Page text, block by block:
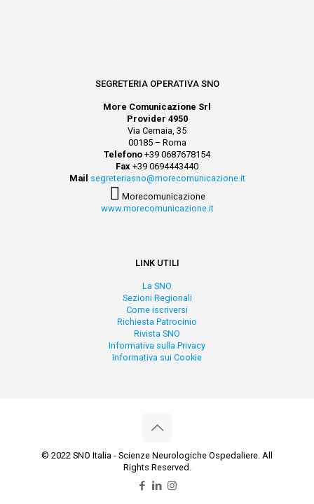
SEGRETERIA OPERATIVA SNO
More Comunicazione Srl
Provider 4950
Via Cernaia, 35
00185 – Roma
Telefono +39 0687678154
Fax +39 0694443440
Mail segreteriasno@morecomunicazione.it
Morecomunicazione
www.morecomunicazione.it
LINK UTILI
La SNO
Sezioni Regionali
Come iscriversi
Richiesta Patrocinio
Rivista SNO
Informativa sulla Privacy
Informativa sui Cookie
© 2022 SNO Italia - Scienze Neurologiche Ospedaliere. All
Rights Reserved.